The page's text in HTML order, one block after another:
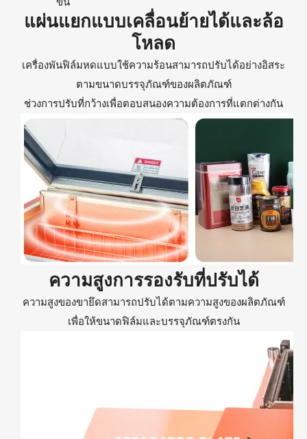
แผ่นแยกแบบเคลื่อนย้ายได้และล้อ
โหลด
เครื่องพันฟิล์มหดแบบใช้ความร้อนสามารถปรับได้อย่างอิสระ
ตามขนาดบรรจุภัณฑ์ของผลิตภัณฑ์
ช่วงการปรับที่กว้างเพื่อตอบสนองความต้องการที่แตกต่างกัน
ความสูงการรองรับที่ปรับได้
ความสูงของขายึดสามารถปรับได้ตามความสูงของผลิตภัณฑ์
เพื่อให้ขนาดฟิล์มและบรรจุภัณฑ์ตรงกัน